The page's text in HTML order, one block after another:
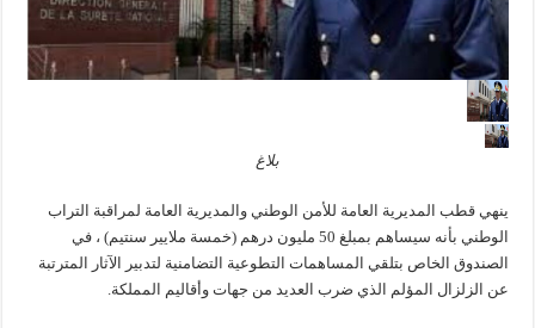
بلاغ
ينهي قطب المديرية العامة للأمن الوطني والمديرية العامة لمراقبة التراب
الوطني بأنه سيساهم بمبلغ 50 مليون درهم (خمسة ملايير سنتيم) ، في
الصندوق الخاص بتلقي المساهمات التطوعية التضامنية لتدبير الآثار المترتبة
عن الزلزال المؤلم الذي ضرب العديد من جهات وأقاليم المملكة.